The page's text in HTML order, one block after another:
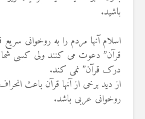
باشید.
اسلام آنها مردم را به روخوانی
قرآن” دعوت می کنند ولی کسی
درک قرآن” نمی کند. ‌
از دید برخی از آنها قرآن باعث
روخوانی عربی باشد.